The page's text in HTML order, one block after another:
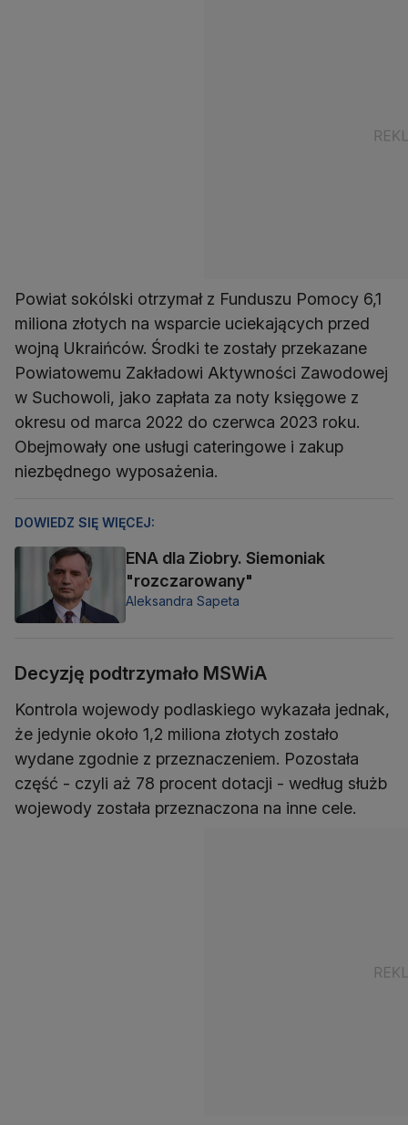
Powiat sokólski otrzymał z Funduszu Pomocy 6,1
miliona złotych na wsparcie uciekających przed
wojną Ukraińców. Środki te zostały przekazane
Powiatowemu Zakładowi Aktywności Zawodowej
w Suchowoli, jako zapłata za noty księgowe z
okresu od marca 2022 do czerwca 2023 roku.
Obejmowały one usługi cateringowe i zakup
niezbędnego wyposażenia.
DOWIEDZ SIĘ WIĘCEJ:
ENA dla Ziobry. Siemoniak
"rozczarowany"
Aleksandra Sapeta
Decyzję podtrzymało MSWiA
Kontrola wojewody podlaskiego wykazała jednak,
że jedynie około 1,2 miliona złotych zostało
wydane zgodnie z przeznaczeniem. Pozostała
część - czyli aż 78 procent dotacji - według służb
wojewody została przeznaczona na inne cele.